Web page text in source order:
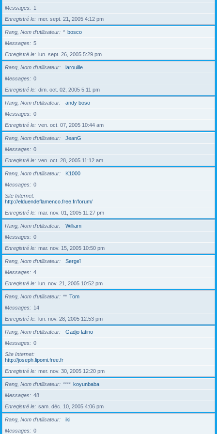
Messages
1
Enregistré le
mer. sept. 21, 2005 4:12 pm
Rang, Nom d’utilisateur * bosco
Messages
5
Enregistré le
lun. sept. 26, 2005 5:29 pm
Rang, Nom d’utilisateur
larouille
Messages
0
Enregistré le
dim. oct. 02, 2005 5:11 pm
Rang, Nom d’utilisateur
andy boso
Messages
0
Enregistré le
ven. oct. 07, 2005 10:44 am
Rang, Nom d’utilisateur
JeanG
Messages
0
Enregistré le
ven. oct. 28, 2005 11:12 am
Rang, Nom d’utilisateur
K1000
Messages
0
Site Internet
http://elduendeflamenco.free.fr/forum/
Enregistré le
mar. nov. 01, 2005 11:27 pm
Rang, Nom d’utilisateur
William
Messages
0
Enregistré le
mar. nov. 15, 2005 10:50 pm
Rang, Nom d’utilisateur
Sergeï
Messages
4
Enregistré le
lun. nov. 21, 2005 10:52 pm
Rang, Nom d’utilisateur ** Tom
Messages
14
Enregistré le
lun. nov. 28, 2005 12:53 pm
Rang, Nom d’utilisateur
Gadjo latino
Messages
0
Site Internet
http://joseph.lipomi.free.fr
Enregistré le
mer. nov. 30, 2005 12:20 pm
Rang, Nom d’utilisateur **** koyunbaba
Messages
48
Enregistré le
sam. déc. 10, 2005 4:06 pm
Rang, Nom d’utilisateur
iki
Messages
0